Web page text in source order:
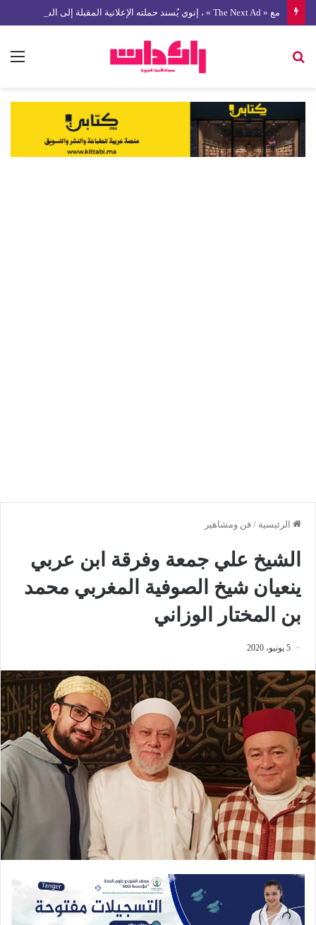
الرئيسية / فن ومشاهير
الشيخ علي جمعة وفرقة ابن عربي
ينعيان شيخ الصوفية المغربي محمد
بن المختار الوزاني
5 يونيو، 2020